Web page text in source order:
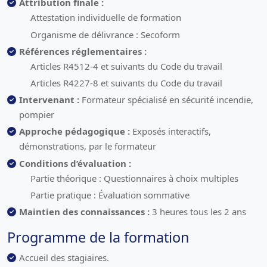
Attribution finale :
Attestation individuelle de formation
Organisme de délivrance : Secoform
Références réglementaires :
Articles R4512-4 et suivants du Code du travail
Articles R4227-8 et suivants du Code du travail
Intervenant :Formateur spécialisé en sécurité incendie,
pompier
Approche pédagogique :Exposés interactifs,
démonstrations, par le formateur
Conditions d’évaluation :
Partie théorique : Questionnaires à choix multiples
Partie pratique : Évaluation sommative
Maintien des connaissances :3 heures tous les 2 ans
Programme de la formation
Accueil des stagiaires.